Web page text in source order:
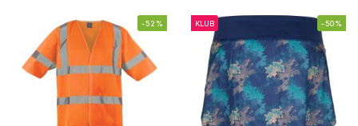
-52% KLUB -50%